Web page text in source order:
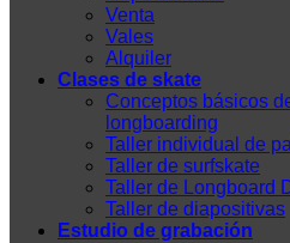
Venta
Vales
Alquiler
Clases de skate
Conceptos básicos
longboarding
Taller individual de
Taller de surfskate
Taller de Longboard
Taller de diapositivas
Estudio de grabación